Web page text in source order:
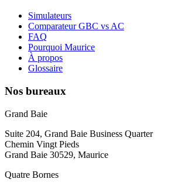
Simulateurs
Comparateur GBC vs AC
FAQ
Pourquoi Maurice
À propos
Glossaire
Nos bureaux
Grand Baie
Suite 204, Grand Baie Business Quarter
Chemin Vingt Pieds
Grand Baie 30529, Maurice
Quatre Bornes